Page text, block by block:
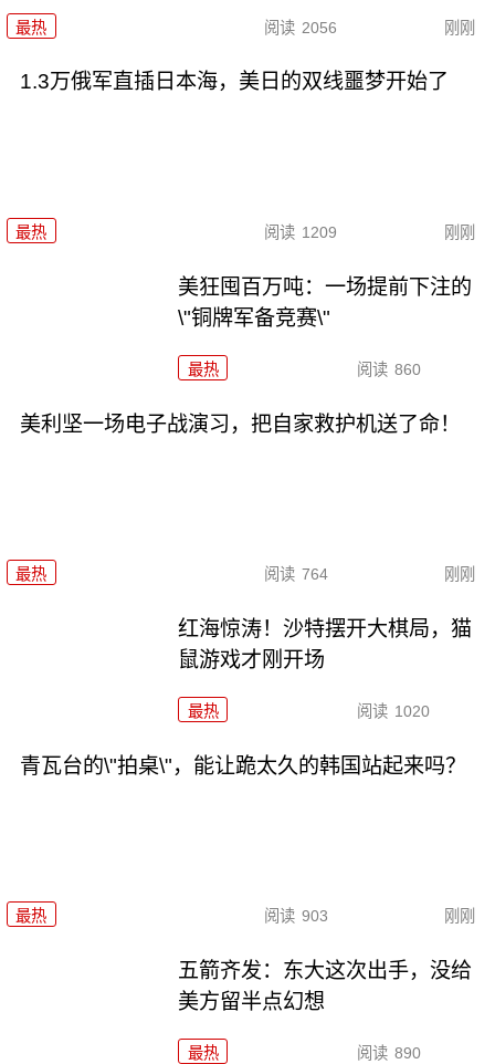
最热 阅读 2056 刚刚
1.3万俄军直插日本海，美日的双线噩梦开始了
最热 阅读 1209 刚刚
美狂囤百万吨：一场提前下注的
\"铜牌军备竞赛\"
最热 阅读 860
美利坚一场电子战演习，把自家救护机送了命！
最热 阅读 764 刚刚
红海惊涛！沙特摆开大棋局，猫
鼠游戏才刚开场
最热 阅读 1020
青瓦台的\"拍桌\"，能让跪太久的韩国站起来吗？
最热 阅读 903 刚刚
五箭齐发：东大这次出手，没给
美方留半点幻想
最热 阅读 890